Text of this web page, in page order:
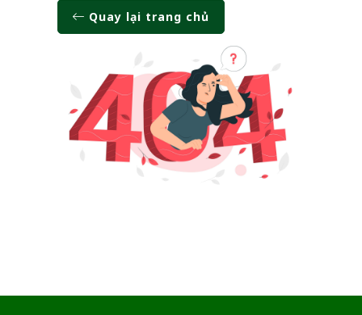
Quay lại trang chủ